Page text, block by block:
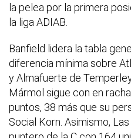
la pelea por la primera
la liga ADIAB.
Banfield lidera la tabla
diferencia mínima sobre
y Almafuerte de
Mármol sigue con en
puntos, 38 más que su
Social Korn. Asimismo,